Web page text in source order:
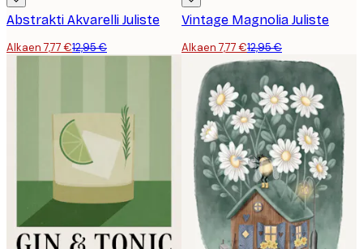
Abstrakti Akvarelli Juliste
Alkaen 7,77 €12,95 €
Vintage Magnolia Juliste
Alkaen 7,77 €12,95 €